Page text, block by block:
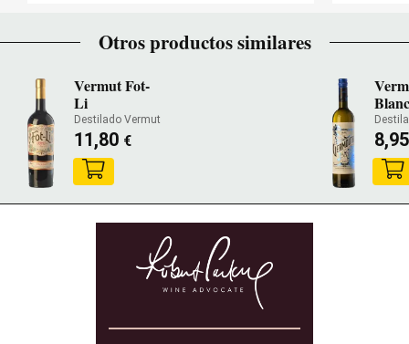
Otros productos similares
Vermut Fot-
Li
Destilado Vermut
11,80 €